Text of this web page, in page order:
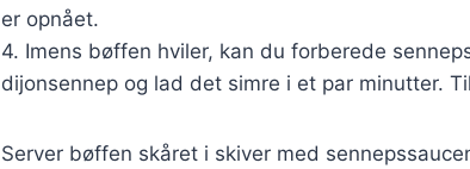
er opnået.
4. Imens bøffen hviler, kan du forberede
dijonsennep og lad det simre i et par minutter.
Server bøffen skåret i skiver med